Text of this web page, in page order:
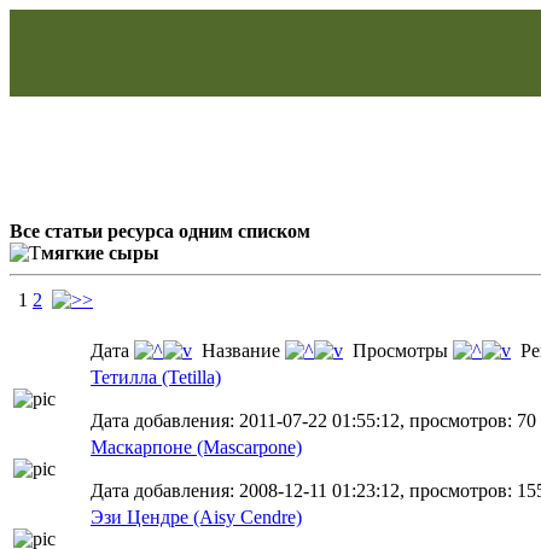
Все статьи ресурса одним списком
мягкие сыры
1 2
Дата Название Просмотры
Тетилла (Tetilla)
Дата добавления: 2011-07-22 01:55:12, просмотров: 70
Маскарпоне (Mascarpone)
Дата добавления: 2008-12-11 01:23:12, просмотров:
Эзи Цендре (Aisy Cendre)